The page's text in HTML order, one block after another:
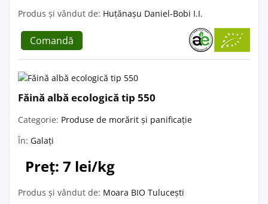
Produs și vândut de: Huțănașu Daniel-Bobi I.I.
Comandă
Făină albă ecologică tip 550
Categorie: Produse de morărit și panificație
În: Galați
Preț: 7 lei/kg
Produs și vândut de: Moara BIO Tulucești